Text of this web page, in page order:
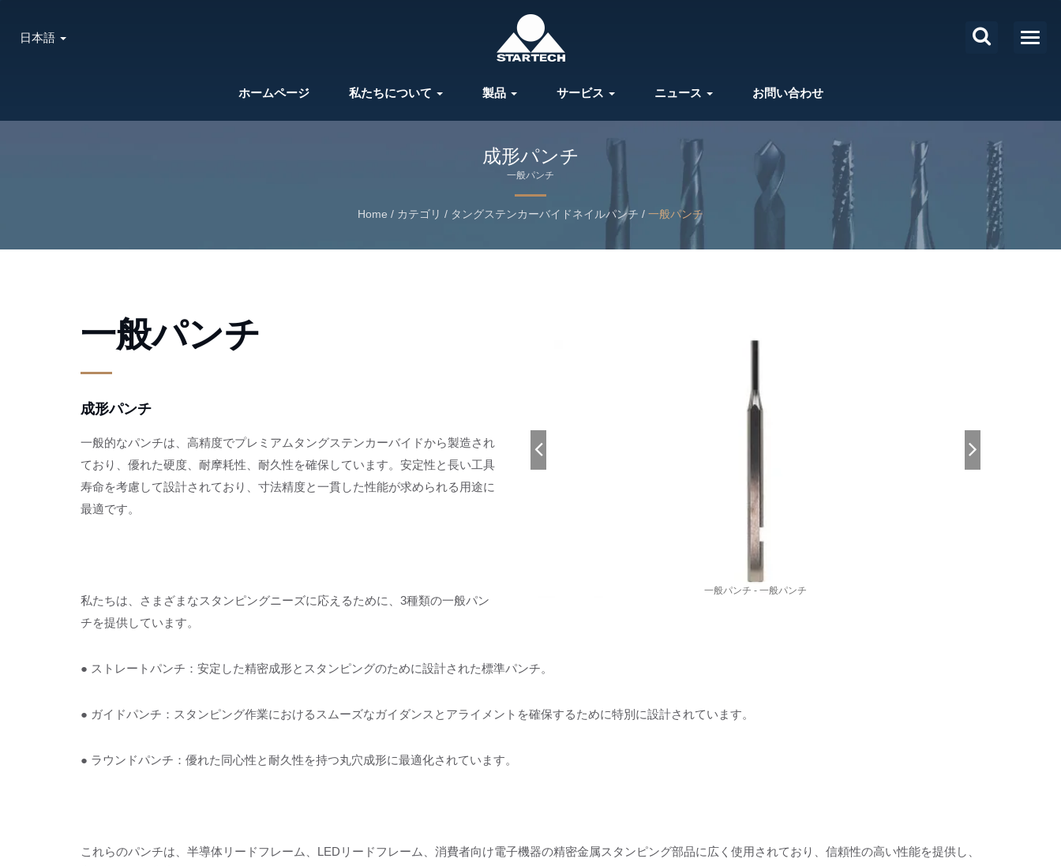
ホームページ 私たちについて 製品 サービス ニュース お問い合わせ
日本語
成形パンチ
一般パンチ
Home / カテゴリ / タングステンカーバイドネイルパンチ / 一般パンチ
一般パンチ - 一般パンチ
一般パンチ
成形パンチ
一般的なパンチは、高精度でプレミアムタングステンカーバイドから製造され
ており、優れた硬度、耐摩耗性、耐久性を確保しています。安定性と長い工具
寿命を考慮して設計されており、寸法精度と一貫した性能が求められる用途に
最適です。
私たちは、さまざまなスタンピングニーズに応えるために、3種類の一般パン
チを提供しています。
● ストレートパンチ：安定した精密成形とスタンピングのために設計された標準パンチ。
● ガイドパンチ：スタンピング作業におけるスムーズなガイダンスとアライメントを確保するために特別に設計されています。
● ラウンドパンチ：優れた同心性と耐久性を持つ丸穴成形に最適化されています。
これらのパンチは、半導体リードフレーム、LEDリードフレーム、消費者向け電子機器の精密金属スタンピング部品に広く使用されており、信頼性の高い性能を提供し、